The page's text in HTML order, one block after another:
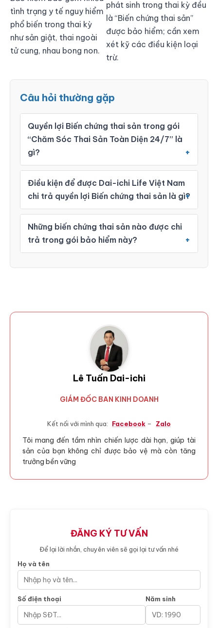
tình trạng y tế nguy hiểm
phổ biến trong thai kỳ
như sản giật, thai ngoài
tử cung, nhau bong non.
phát sinh trong thai kỳ đều
là “Biến chứng thai sản”
được bảo hiểm; cần xem
xét kỹ các điều kiện loại
trừ.
Câu hỏi thường gặp
Quyền lợi Biến chứng thai sản trong gói
“Chăm Sóc Thai Sản Toàn Diện 24/7” là
gì?
Điều kiện để được Dai-ichi Life Việt Nam
chi trả quyền lợi Biến chứng thai sản là gì?
Những biến chứng thai sản nào được chi
trả trong gói bảo hiểm này?
Lê Tuấn Dai-ichi
GIÁM ĐỐC BAN KINH DOANH
Kết nối với mình qua: Facebook – Zalo
Tôi mang đến tầm nhìn chiến lược dài hạn, giúp tài
sản của bạn không chỉ được bảo vệ mà còn tăng
trưởng bền vững
ĐĂNG KÝ TƯ VẤN
Để lại lời nhắn, chuyên viên sẽ gọi lại tư vấn nhé
Họ và tên
Số điện thoại Năm sinh